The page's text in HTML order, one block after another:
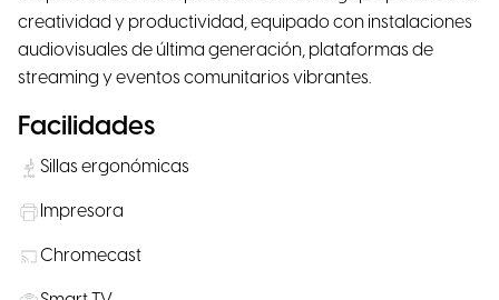
creatividad y productividad, equipado con instalaciones
audiovisuales de última generación, plataformas de
streaming y eventos comunitarios vibrantes.
Facilidades
Sillas ergonómicas
Impresora
Chromecast